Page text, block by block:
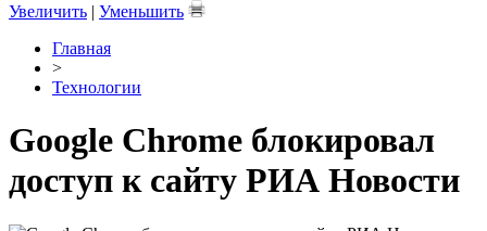
Увеличить | Уменьшить
Главная
>
Технологии
Google Chrome блокировал
доступ к сайту РИА Новости